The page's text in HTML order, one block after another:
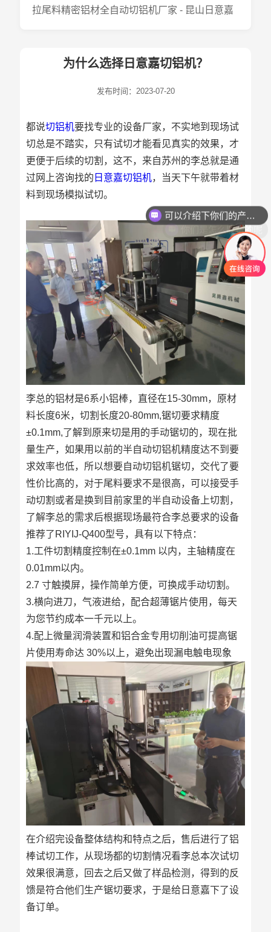
拉尾料精密铝材全自动切铝机厂家 - 昆山日意嘉
为什么选择日意嘉切铝机？
发布时间：2023-07-20
都说切铝机要找专业的设备厂家，不实地到现场试
切总是不踏实，只有试切才能看见真实的效果，才
更便于后续的切割，这不，来自苏州的李总就是通
过网上咨询找的 日意嘉切铝机，当天下午就带着材
料到现场模拟试切。
李总的铝材是6系小铝棒，直径在15-30mm，原材
料长度6米，切割长度20-80mm,锯切要求精度
±0.1mm,了解到原来切是用的手动锯切的，现在批
量生产，如果用以前的半自动切铝机精度达不到要
求效率也低，所以想要自动切铝机锯切，交代了要
性价比高的，对于尾料要求不是很高，可以接受手
动切割或者是换到目前家里的半自动设备上切割，
了解李总的需求后根据现场最符合李总要求的设备
推荐了RIYIJ-Q400型号，具有以下特点：
1.工件切割精度控制在±0.1mm 以内，主轴精度在
0.01mm以内。
2.7 寸触摸屏，操作简单方便，可换成手动切割。
3.横向进刀，气液进给，配合超薄锯片使用，每天
为您节约成本一千元以上。
4.配上微量润滑装置和铝合金专用切削油可提高锯
片使用寿命达 30%以上，避免出现漏电触电现象
在介绍完设备整体结构和特点之后，售后进行了铝
棒试切工作，从现场都的切割情况看李总本次试切
效果很满意，回去之后又做了样品检测，得到的反
馈是符合他们生产锯切要求，于是给日意嘉下了设
备订单。
你们是怎么收费的呢